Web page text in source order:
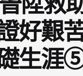
證好艱
生涯⑤